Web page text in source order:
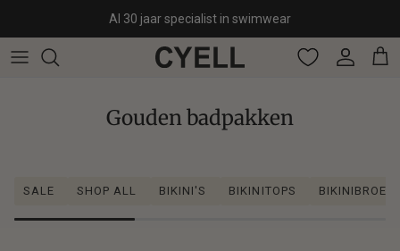
Al 30 jaar specialist in swimwear
Account
Gouden badpakken
SALE SHOP ALL BIKINI'S BIKINITOPS